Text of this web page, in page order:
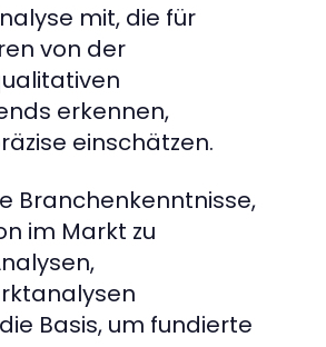
mit, die für
von der
erkennen,
einschätzen.
Branchenkenntnisse,
im Markt zu
Basis, um fundierte